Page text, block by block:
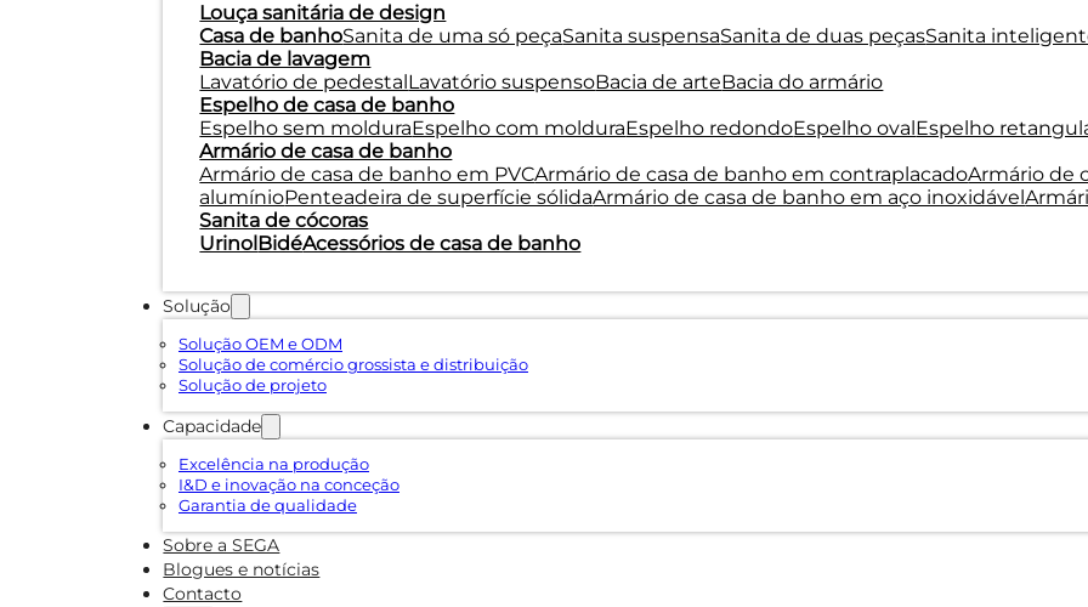
Louça sanitária de design
Casa de banhoSanita de uma só peçaSanita suspensaSanita de duas peçasSanita
Bacia de lavagem
Lavatório de pedestalLavatório suspensoBacia de arteBacia do armário
Espelho de casa de banho
Espelho sem molduraEspelho com molduraEspelho redondoEspelho ovalEspelho
Armário de casa de banho
Armário de casa de banho em PVCArmário de casa de banho em contraplacadoArmário de
alumínioPenteadeira de superfície sólidaArmário de casa de banho em aço inoxidável
Sanita de cócoras
UrinolBidéAcessórios de casa de banho
Solução
Solução OEM e ODM
Solução de comércio grossista e distribuição
Solução de projeto
Capacidade
Excelência na produção
I&D e inovação na conceção
Garantia de qualidade
Sobre a SEGA
Blogues e notícias
Contacto